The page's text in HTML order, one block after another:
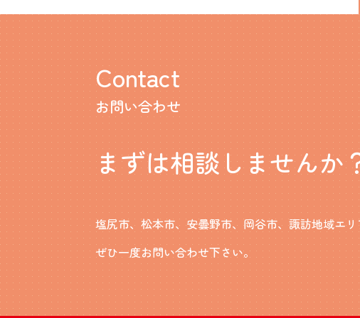
お問い合わせ
Contact
まずは相談しませんか
塩尻市、松本市、安曇野市、岡谷市、諏訪地域エ
ぜひ一度お問い合わせ下さい。